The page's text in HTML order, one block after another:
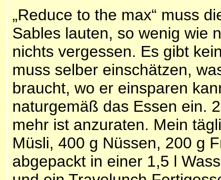
„Reduce to the max“ muss
Sables lauten, so wenig wie
nichts vergessen. Es gibt
muss selber einschätzen,
braucht, wo er einsparen
naturgemäß das Essen ein.
mehr ist anzuraten. Mein
Müsli, 400 g Nüssen, 200 g
abgepackt in einer 1,5 l